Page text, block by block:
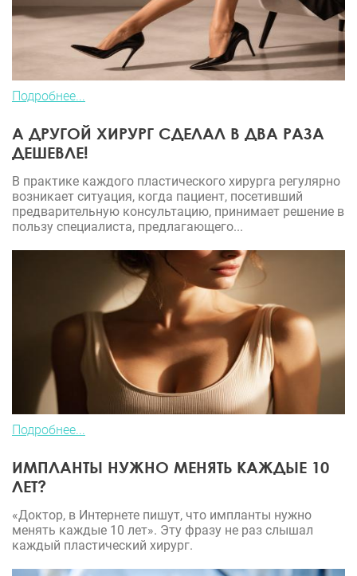
Подробнее...
А ДРУГОЙ ХИРУРГ СДЕЛАЛ В ДВА РАЗА
ДЕШЕВЛЕ!
В практике каждого пластического хирурга регулярно
возникает ситуация, когда пациент, посетивший
предварительную консультацию, принимает решение в
пользу специалиста, предлагающего...
Подробнее...
ИМПЛАНТЫ НУЖНО МЕНЯТЬ КАЖДЫЕ 10
ЛЕТ?
«Доктор, в Интернете пишут, что импланты нужно
менять каждые 10 лет». Эту фразу не раз слышал
каждый пластический хирург.